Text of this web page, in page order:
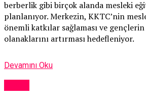
berberlik gibi birçok alanda mesleki
planlanıyor. Merkezin, KKTC’nin
önemli katkılar sağlaması ve
olanaklarını artırması hedefleniyor.
Devamını Oku